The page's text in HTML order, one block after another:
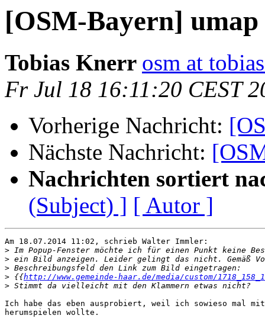
[OSM-Bayern] umap
Tobias Knerr osm at
Fr Jul 18 16:11:20 CEST
Vorherige Nachricht:
Nächste Nachricht:
Nachrichten sortiert
(Subject) ] [ Autor ]
Am 18.07.2014 11:02, schrieb Walter Immler:
>
>
>
> {{http://www.gemeinde-haar.de/media/custom/
>
Ich habe das eben ausprobiert, weil ich sowieso mal mit
herumspielen wollte.